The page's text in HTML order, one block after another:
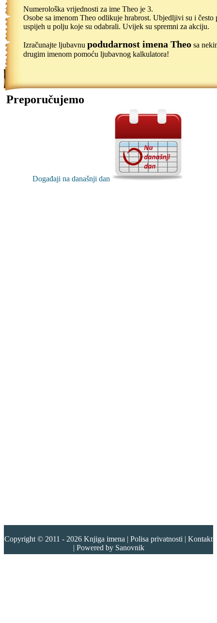
Numerološka vrijednosti za ime Theo je 3.
Osobe sa imenom Theo odlikuje hrabrost. Ubjedljivi su i često
uspijeh u polju koje su odabrali. Uvijek su spremni za akciju.
Izračunajte ljubavnu podudarnost imena Theo sa
drugim imenom pomoću ljubavnog kalkulatora!
Preporučujemo
Događaji na današnji dan
Copyright © 2011 - 2026 Knjiga imena | Polisa privatnosti | Kontakt
| Powered by Sanovnik